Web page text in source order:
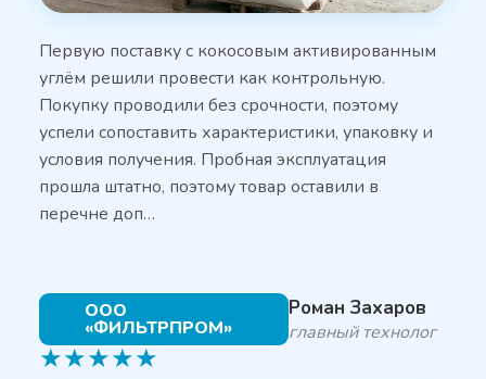
Первую поставку с кокосовым активированным
углём решили провести как контрольную.
Покупку проводили без срочности, поэтому
успели сопоставить характеристики, упаковку и
условия получения. Пробная эксплуатация
прошла штатно, поэтому товар оставили в
перечне доп…
ООО
«ФИЛЬТРПРОМ»
Роман Захаров
главный технолог
★★★★★